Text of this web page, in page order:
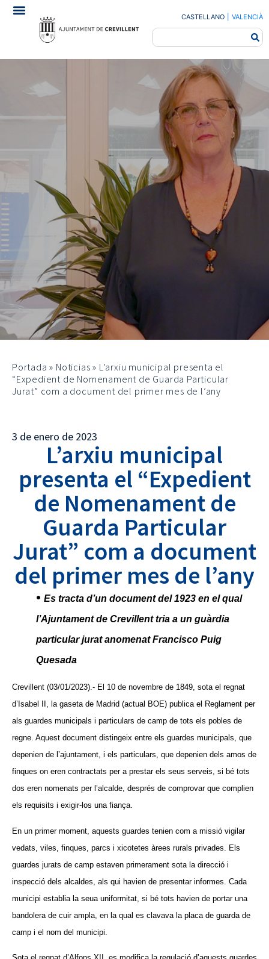
CASTELLANO VALENCIÀ
Portada » Noticias » L’arxiu municipal presenta el
“Expedient de Nomenament de Guarda Particular
Jurat” com a document del primer mes de l’any
3 de enero de 2023
L’arxiu municipal
presenta el “Expedient
de Nomenament de
Guarda Particular
Jurat” com a document
del primer mes de l’any
• Es tracta d’un document del 1923 en el qual
l’Ajuntament de Crevillent tria a un guàrdia
particular jurat anomenat Francisco Puig
Quesada
Crevillent (03/01/2023).- El 10 de novembre de 1849, sota el regnat
d’Isabel II, la gaseta de Madrid (actual BOE) publica el Reglament per
als guardes municipals i particulars de camp de tots els pobles de
regne. Aquest document distingeix entre els guardes municipals, que
depenien de l’ajuntament, i els particulars, que depenien dels amos de
finques on eren contractats per a prestar els seus serveis, si bé tots
dos eren nomenats per l’alcalde, després de comprovar que complien
els requisits i exigir-los una fiança.
En un primer moment, aquests guardes tenien com a missió vigilar
vedats, viles, finques, parcs i xicotetes àrees rurals privades. Els
guardes jurats de camp estaven primerament sota la direcció i
inspecció dels alcaldes, als qui havien de presentar informes. Cada
municipi establia la seua uniformitat, si bé tots havien de portar una
bandolera de cuir ampla, en la qual es clavava la placa de guarda de
camp i el nom del municipi.